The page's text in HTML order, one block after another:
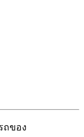
ถของ